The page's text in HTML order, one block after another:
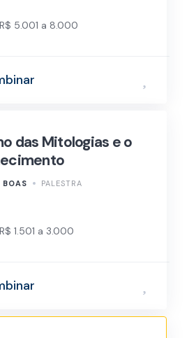
5.001 a 8.000
das Mitologias e o
PALESTRA
1.501 a 3.000